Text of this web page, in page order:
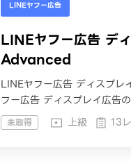
LINEヤフー広告
LINEヤフー広告 デ
Advanced
LINEヤフー広告 ディスプ
フー広告 ディスプレイ広告
能や運用の知識を保有してい
コースでは、学習コンテンツ
未取得 上級 13